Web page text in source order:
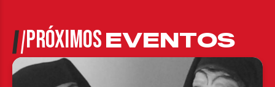
PRÓXIMOSEVENTOS